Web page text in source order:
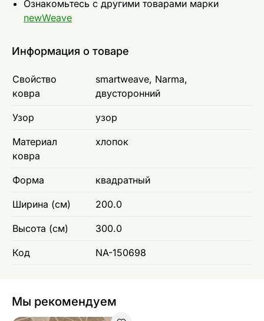
Ознакомьтесь с другими товарами марки
newWeave
Информация о товаре
Свойство
ковра
smartweave, Narma,
двусторонний
Узор узор
Материал
ковра
хлопок
Форма квадратный
Ширина (см) 200.0
Высота (см) 300.0
Код NA-150698
Мы рекомендуем